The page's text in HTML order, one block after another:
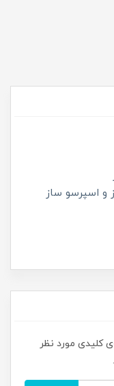
و اسپرسو ساز
کلیدی مورد نظر